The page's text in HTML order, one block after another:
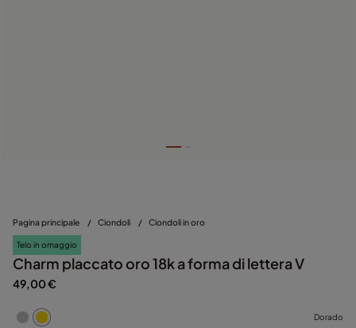
Pagina principale / Ciondoli / Ciondoli in oro
Telo in omaggio
Charm placcato oro 18k a forma di lettera V
49,00 €
Dorado